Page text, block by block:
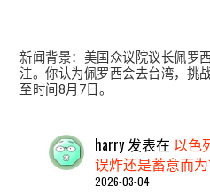
新闻背景：美国众议院议长佩罗
注。你认为佩罗西会去台湾，挑
至时间8月7日。
harry发表在 以色
误炸还是蓄意而为
2026-03-04